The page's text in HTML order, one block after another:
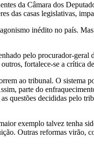
da Câmara dos
das casas legislativas,
inédito no país.
pelo procurador-
fortalece-se a
ao tribunal. O
parte do
questões decididas pelo
exemplo talvez tenha
Outras reformas virão,